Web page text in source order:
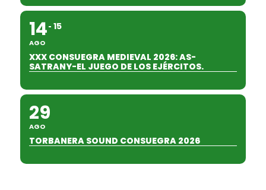
14
AGO
15
XXX CONSUEGRA MEDIEVAL 2026: AS-
SATRANY-EL JUEGO DE LOS EJÉRCITOS.
29
AGO
TORBANERA SOUND CONSUEGRA 2026